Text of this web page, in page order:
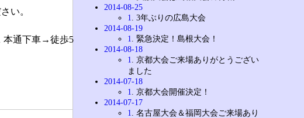
い。
本通下車→徒歩5
2014-08-25
1
. 3年ぶりの広島大会
2014-08-19
1
. 緊急決定！島根大会！
2014-08-18
1
. 京都大会ご来場ありがとうござい
ました
2014-07-18
1
. 京都大会開催決定！
2014-07-17
1
. 名古屋大会＆福岡大会ご来場あり